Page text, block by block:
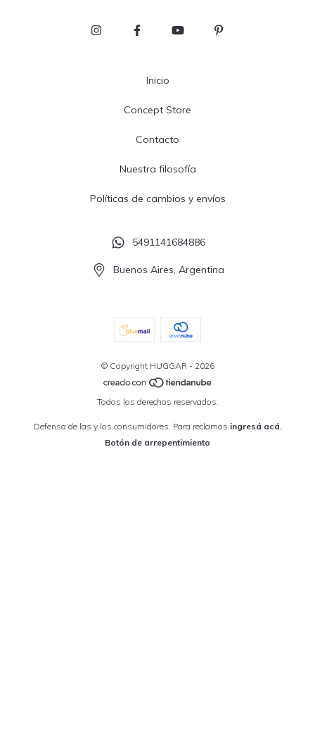
Inicio
Concept Store
Contacto
Nuestra filosofía
Políticas de cambios y envíos
5491141684886
Buenos Aires, Argentina
© Copyright HUGGAR - 2026
Todos los derechos reservados.
Defensa de las y los consumidores. Para reclamos ingresá acá.
Botón de arrepentimiento